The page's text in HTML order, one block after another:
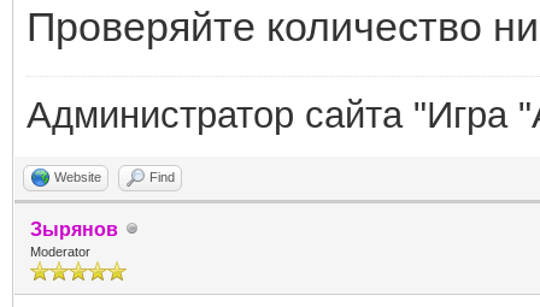
Проверяйте количество
Администратор сайта "Игра
Website Find
Зырянов
Moderator